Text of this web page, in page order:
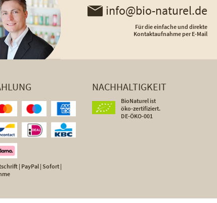
info@bio-naturel.de
Für die einfache und direkte
Kontaktaufnahme per E-Mail
| PayPal | Sofort |
NACHHALTIGKEIT
BioNaturel ist
öko-zertifiziert.
DE-ÖKO-001